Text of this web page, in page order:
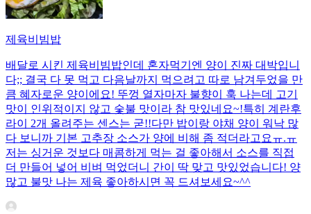
제육비빔밥
배달로 시킨 제육비빔밥인데 혼자먹기엔 양이 진짜 대박입니
다;; 결국 다 못 먹고 다음날까지 먹으려고 따로 남겨두었을 만
큼 혜자로운 양이에요! 뚜껑 열자마자 불향이 훅 나는데 고기
맛이 인위적이지 않고 숯불 맛이라 참 맛있네요~!특히 계란후
라이 2개 올려주는 센스는 굳!! ​다만 밥이랑 야채 양이 워낙 많
다 보니까 기본 고추장 소스가 양에 비해 좀 적더라고요ㅠ.ㅠ
저는 싱거운 것보다 매콤하게 먹는 걸 좋아해서 소스를 직접
더 만들어 넣어 비벼 먹었더니 간이 딱 맞고 맛있었습니다! 양
많고 불맛 나는 제육 좋아하시면 꼭 드셔보세요~^^